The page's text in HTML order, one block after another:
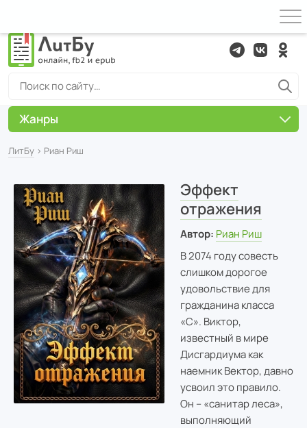
ЛитБу › Риан Риш
Эффект
отражения
Автор: Риан Риш
В 2074 году совесть
слишком дорогое
удовольствие для
гражданина класса
«C». Виктор,
известный в мире
Дисгардиума как
наемник Вектор, давно
усвоил это правило.
Он – «санитар леса»,
выполняющий
Жанры